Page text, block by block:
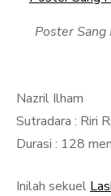
Poster
Nazril Ilham
Sutradara : Riri
Durasi : 128
Inilah sekuel